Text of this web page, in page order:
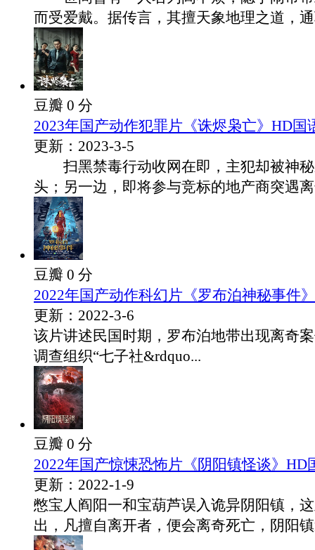
而受爱戴。据传言，其擅天象地理之道，
豆瓣 0 分
2023年国产动作犯罪片《诛烬枭亡》HD国
更新：2023-3-5
扫黑禁毒行动收网在即，主犯却被神秘
头；另一边，即将参与竞标的地产商突遇
豆瓣 0 分
2022年国产动作科幻片《罗布泊神秘事件
更新：2022-3-6
该片讲述民国时期，罗布泊地带出现离奇
调查组织“七子社&rdquo...
豆瓣 0 分
2022年国产惊悚恐怖片《阴阳镇怪谈》HD
更新：2022-1-9
憋宝人阎阳一和宝葫芦误入诡异阴阳镇，
出，凡擅自离开者，便会离奇死亡，阴阳